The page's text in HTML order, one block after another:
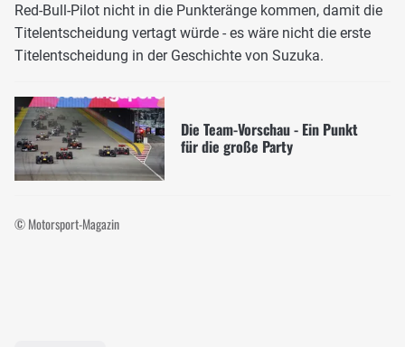
Red-Bull-Pilot nicht in die Punkteränge kommen, damit die
Titelentscheidung vertagt würde - es wäre nicht die erste
Titelentscheidung in der Geschichte von Suzuka.
Die Team-Vorschau - Ein Punkt
für die große Party
© Motorsport-Magazin